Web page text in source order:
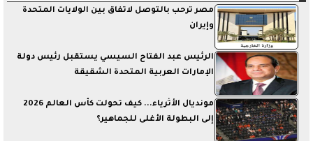
مصر ترحب بالتوصل لاتفاق بين الولايات المتحدة
وإيران
الرئيس عبد الفتاح السيسي يستقبل رئيس دولة
الإمارات العربية المتحدة الشقيقة
مونديال الأثرياء... كيف تحولت كأس العالم 2026
إلى البطولة الأغلى للجماهير؟